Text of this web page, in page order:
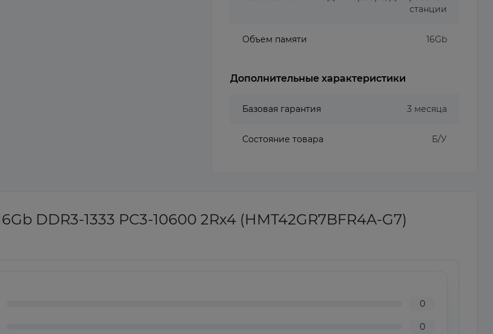
станции
Объем памяти 16Gb
Дополнительные характеристики
Базовая гарантия 3 месяца
Состояние товара Б/У
DDR3-1333 PC3-10600 2Rx4 (HMT42GR7BFR4A-G7)
0
0